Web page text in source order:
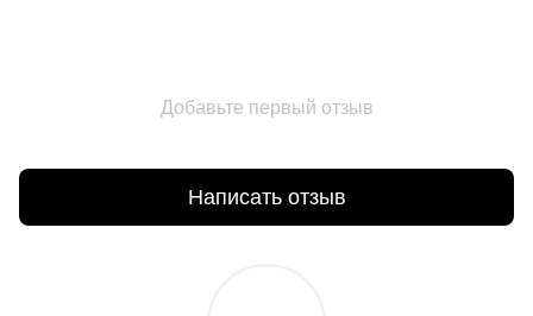
Добавьте первый отзыв
Написать отзыв